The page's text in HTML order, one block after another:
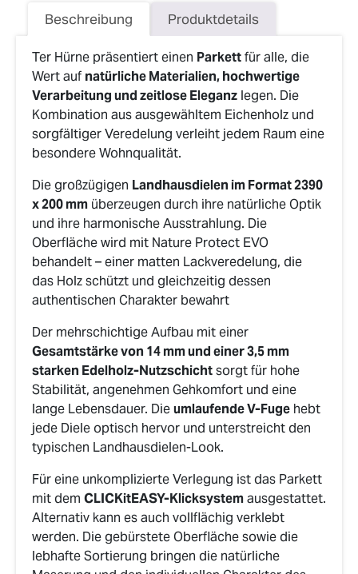
Beschreibung Produktdetails
Ter Hürne präsentiert einen Parkettfür alle, die
Wert auf natürliche Materialien, hochwertige
Verarbeitung und zeitlose Eleganz legen. Die
Kombination aus ausgewähltem Eichenholz und
sorgfältiger Veredelung verleiht jedem Raum eine
besondere Wohnqualität.
Die großzügigen Landhausdielen im Format 2390
x 200 mm überzeugen durch ihre natürliche Optik
und ihre harmonische Ausstrahlung. Die
Oberfläche wird mit Nature Protect EVO
behandelt – einer matten Lackveredelung, die
das Holz schützt und gleichzeitig dessen
authentischen Charakter bewahrt
Der mehrschichtige Aufbau mit einer
Gesamtstärke von 14 mm und einer 3,5 mm
starken Edelholz-Nutzschichtsorgt für hohe
Stabilität, angenehmen Gehkomfort und eine
lange Lebensdauer. Dieumlaufende V-Fuge hebt
jede Diele optisch hervor und unterstreicht den
typischen Landhausdielen-Look.
Für eine unkomplizierte Verlegung ist das Parkett
mit dem CLICKitEASY-Klicksystemausgestattet.
Alternativ kann es auch vollflächig verklebt
werden. Die gebürstete Oberfläche sowie die
lebhafte Sortierung bringen die natürliche